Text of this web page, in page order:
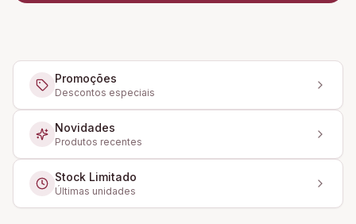
Promoções
Descontos especiais
Novidades
Produtos recentes
Stock Limitado
Últimas unidades